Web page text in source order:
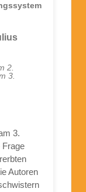
2.
3.
3.
Frage
Autoren